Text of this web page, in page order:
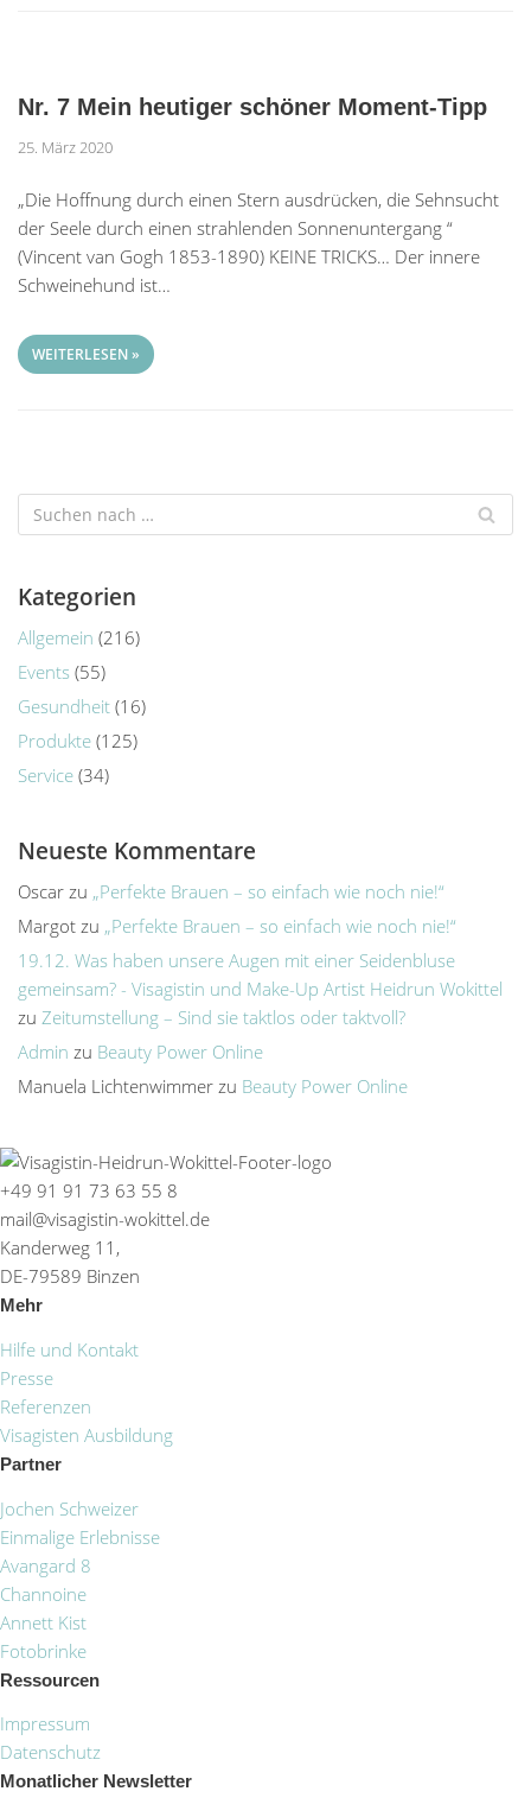
Nr. 7 Mein heutiger schöner Moment-Tipp
25. März 2020
„Die Hoffnung durch einen Stern ausdrücken, die Sehnsucht
der Seele durch einen strahlenden Sonnenuntergang “
(Vincent van Gogh 1853-1890) KEINE TRICKS… Der innere
Schweinehund ist…
WEITERLESEN »
Kategorien
Allgemein (216)
Events (55)
Gesundheit (16)
Produkte (125)
Service (34)
Neueste Kommentare
Oscar zu „Perfekte Brauen – so einfach wie noch nie!“
Margot zu „Perfekte Brauen – so einfach wie noch nie!“
19.12. Was haben unsere Augen mit einer Seidenbluse
gemeinsam? - Visagistin und Make-Up Artist Heidrun Wokittel
zu Zeitumstellung – Sind sie taktlos oder taktvoll?
Admin zu Beauty Power Online
Manuela Lichtenwimmer zu Beauty Power Online
+49 91 91 73 63 55 8
mail@visagistin-wokittel.de
Kanderweg 11,
DE-79589 Binzen
Mehr
Hilfe und Kontakt
Presse
Referenzen
Visagisten Ausbildung
Partner
Jochen Schweizer
Einmalige Erlebnisse
Avangard 8
Channoine
Annett Kist
Fotobrinke
Ressourcen
Impressum
Datenschutz
Monatlicher Newsletter